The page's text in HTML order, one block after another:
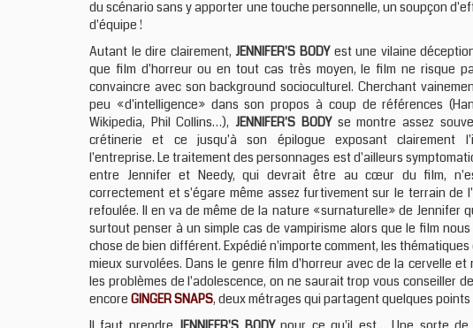
du scénario sans y apporter une touche personnelle, un soupçon
d'équipe !
Autant le dire clairement,JENNIFER'S BODYest une vilaine
que film d'horreur ou en tout cas très moyen, le film ne risque
convaincre avec son background socioculturel. Cherchant
peu «d'intelligence» dans son propos à coup de références
Wikipedia, Phil Collins…),JENNIFER'S BODYse montre assez
crétinerie et ce jusqu'à son épilogue exposant clairement
l'entreprise. Le traitement des personnages est d'ailleurs
entre Jennifer et Needy, qui devrait être au cœur du film,
correctement et s'égare même assez furtivement sur le terrain de
refoulée. Il en va de même de la nature «surnaturelle» de Jennifer
surtout penser à un simple cas de vampirisme alors que le film
chose de bien différent. Expédié n'importe comment, les
mieux survolées. Dans le genre film d'horreur avec de la cervelle et
les problèmes de l'adolescence, on ne saurait trop vous conseiller
encore GINGER SNAPS, deux métrages qui partagent quelques